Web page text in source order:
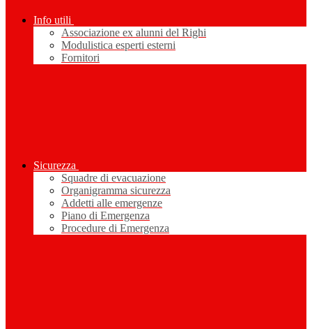
Info utili
Associazione ex alunni del Righi
Modulistica esperti esterni
Fornitori
Sicurezza
Squadre di evacuazione
Organigramma sicurezza
Addetti alle emergenze
Piano di Emergenza
Procedure di Emergenza